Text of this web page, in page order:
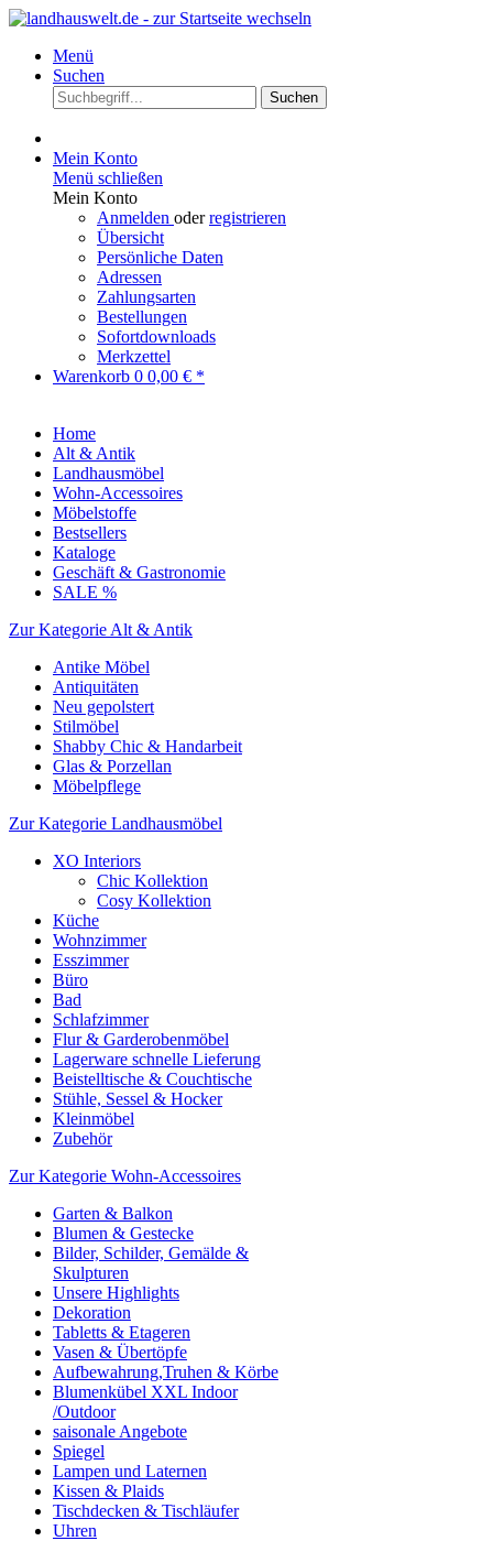
Menü
Suchen
Suchen
Mein Konto
Menü schließen
Mein Konto
Anmelden oderregistrieren
Übersicht
Persönliche Daten
Adressen
Zahlungsarten
Bestellungen
Sofortdownloads
Merkzettel
Warenkorb 0 0,00 € *
Home
Alt & Antik
Landhausmöbel
Wohn-Accessoires
Möbelstoffe
Bestsellers
Kataloge
Geschäft & Gastronomie
SALE %
Zur Kategorie Alt & Antik
Antike Möbel
Antiquitäten
Neu gepolstert
Stilmöbel
Shabby Chic & Handarbeit
Glas & Porzellan
Möbelpflege
Zur Kategorie Landhausmöbel
XO Interiors
Chic Kollektion
Cosy Kollektion
Küche
Wohnzimmer
Esszimmer
Büro
Bad
Schlafzimmer
Flur & Garderobenmöbel
Lagerware schnelle Lieferung
Beistelltische & Couchtische
Stühle, Sessel & Hocker
Kleinmöbel
Zubehör
Zur Kategorie Wohn-Accessoires
Garten & Balkon
Blumen & Gestecke
Bilder, Schilder, Gemälde &
Skulpturen
Unsere Highlights
Dekoration
Tabletts & Etageren
Vasen & Übertöpfe
Aufbewahrung,Truhen & Körbe
Blumenkübel XXL Indoor
/Outdoor
saisonale Angebote
Spiegel
Lampen und Laternen
Kissen & Plaids
Tischdecken & Tischläufer
Uhren